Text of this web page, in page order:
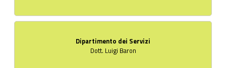
Dipartimento dei Servizi
Dott. Luigi Baron